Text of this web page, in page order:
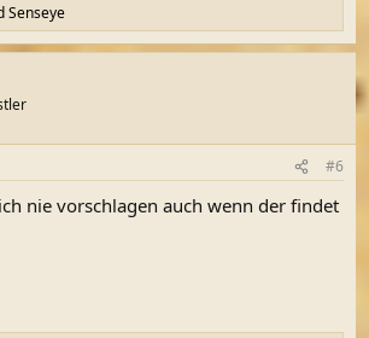
Senseye
#6
nie vorschlagen auch wenn der findet